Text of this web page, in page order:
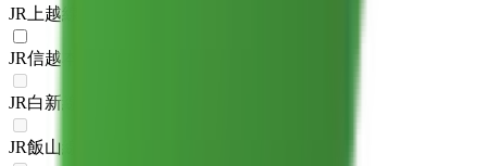
JR上越線
JR信越本線(直江津～新潟)
JR白新線
JR飯山線